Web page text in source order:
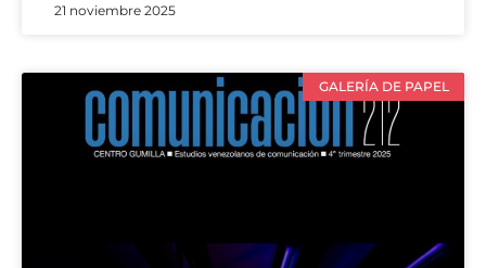
21 noviembre 2025
GALERÍA DE PAPEL